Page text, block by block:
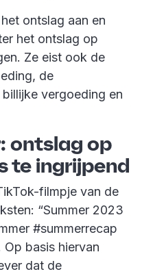
ontslag aan en
het ontslag op
Ze eist ook de
de
vergoeding en
ontslag op
te ingrijpend
filmpje van de
“Summer 2023
#summerrecap
Op basis hiervan
dat de